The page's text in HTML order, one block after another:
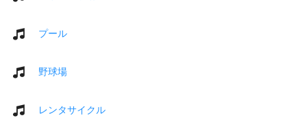
プール
野球場
レンタサイクル